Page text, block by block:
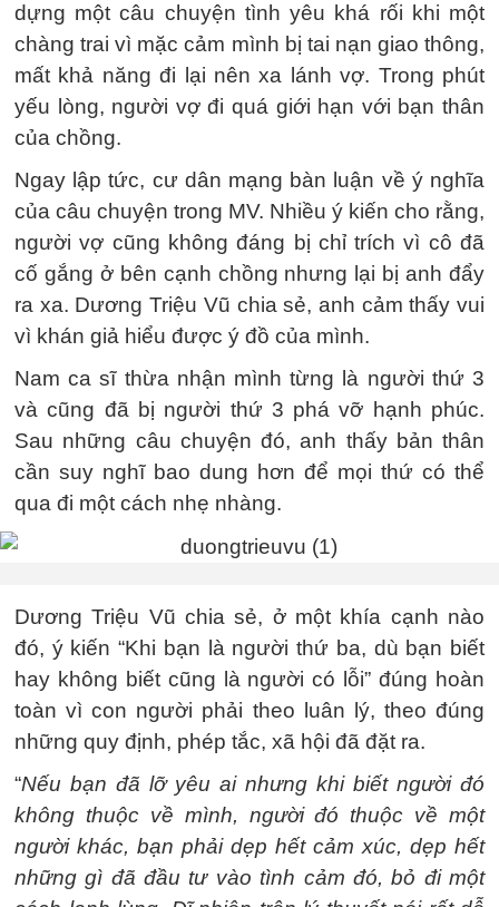
dựng một câu chuyện tình yêu khá rối khi một
chàng trai vì mặc cảm mình bị tai nạn giao thông,
mất khả năng đi lại nên xa lánh vợ. Trong phút
yếu lòng, người vợ đi quá giới hạn với bạn thân
của chồng.
Ngay lập tức, cư dân mạng bàn luận về ý nghĩa
của câu chuyện trong MV. Nhiều ý kiến cho rằng,
người vợ cũng không đáng bị chỉ trích vì cô đã
cố gắng ở bên cạnh chồng nhưng lại bị anh đẩy
ra xa. Dương Triệu Vũ chia sẻ, anh cảm thấy vui
vì khán giả hiểu được ý đồ của mình.
Nam ca sĩ thừa nhận mình từng là người thứ 3
và cũng đã bị người thứ 3 phá vỡ hạnh phúc.
Sau những câu chuyện đó, anh thấy bản thân
cần suy nghĩ bao dung hơn để mọi thứ có thể
qua đi một cách nhẹ nhàng.
Dương Triệu Vũ chia sẻ, ở một khía cạnh nào
đó, ý kiến “Khi bạn là người thứ ba, dù bạn biết
hay không biết cũng là người có lỗi” đúng hoàn
toàn vì con người phải theo luân lý, theo đúng
những quy định, phép tắc, xã hội đã đặt ra.
“Nếu bạn đã lỡ yêu ai nhưng khi biết người đó
không thuộc về mình, người đó thuộc về một
người khác, bạn phải dẹp hết cảm xúc, dẹp hết
những gì đã đầu tư vào tình cảm đó, bỏ đi một